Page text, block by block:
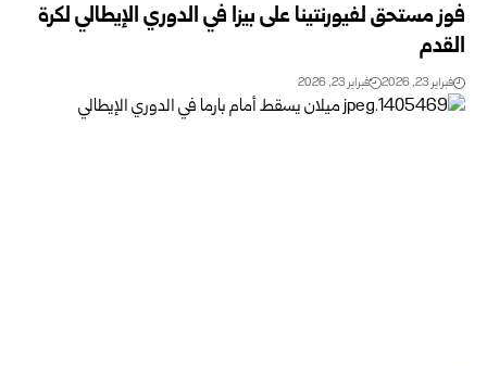
فوز مستحق لفيورنتينا على بيزا في الدوري الإيطالي لكرة
القدم
فبراير 23, 2026 فبراير 23, 2026